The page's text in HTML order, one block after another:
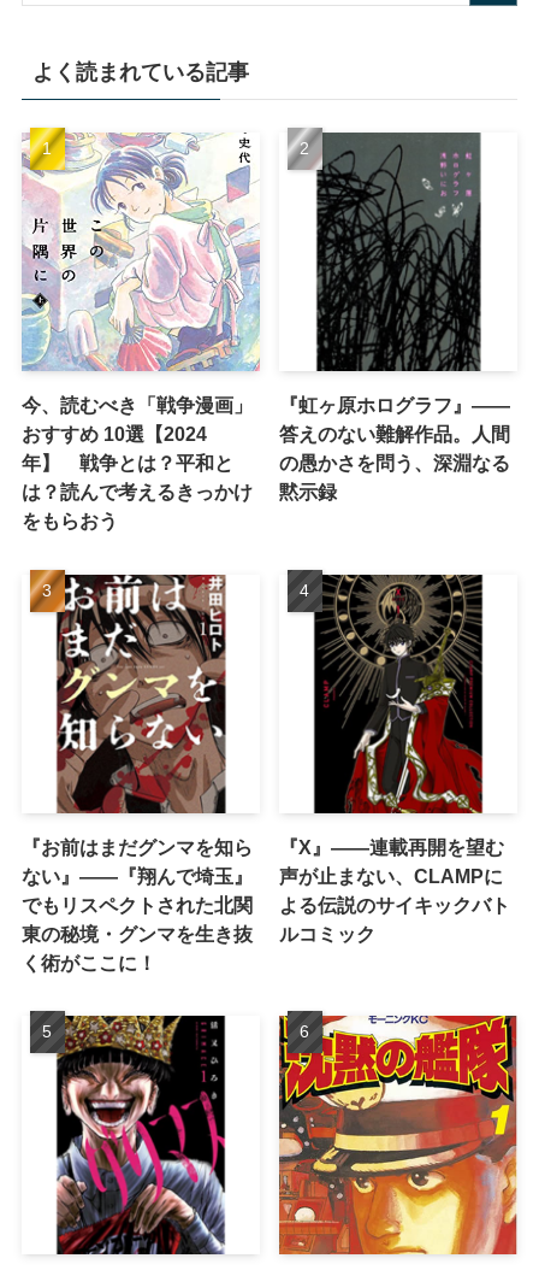
よく読まれている記事
今、読むべき「戦争漫画」
おすすめ 10選【2024
年】 戦争とは？平和と
は？読んで考えるきっかけ
をもらおう
『虹ヶ原ホログラフ』——
答えのない難解作品。人間
の愚かさを問う、深淵なる
黙示録
『お前はまだグンマを知ら
ない』――『翔んで埼玉』
でもリスペクトされた北関
東の秘境・グンマを生き抜
く術がここに！
『X』——連載再開を望む
声が止まない、CLAMPに
よる伝説のサイキックバト
ルコミック